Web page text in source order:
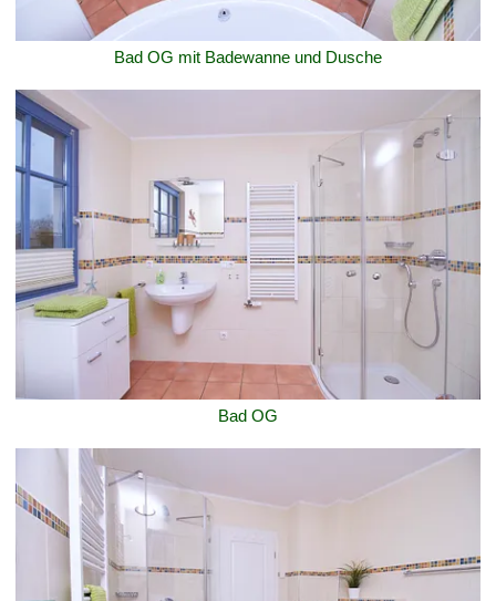
Bad OG mit Badewanne und Dusche
Bad OG